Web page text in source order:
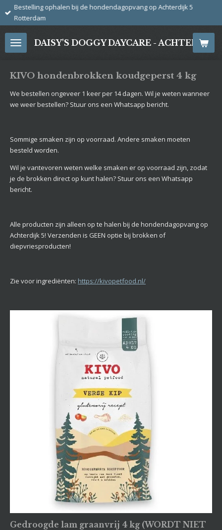
Ga
direct
naar
de
hoofdinhoud
DAISY'S DOGGY DAYCARE -
Bestelling ophalen bij de hondendagopvang op Achterdijk 5
Rotterdam
KIVO hondenbrokken koudgeperst 4 kg
We bestellen ongeveer 1 keer per 14 dagen. Wil je weten wanneer
we weer bestellen? Stuur ons een Whatsapp bericht.
Sommige smaken zijn op voorraad. Andere smaken moeten
besteld worden.
Wil je vantevoren weten welke smaken er op voorraad zijn, zodat
je de brokken direct op kunt halen? Stuur ons een Whatsapp
bericht.
Alle producten zijn alleen op te halen bij de hondendagopvang op
Achterdijk 5! Verzenden is GEEN optie bij brokken of
diepvriesproducten!
Zie voor ingrediënten: https://kivopetfood.nl/
Gedroogde lam graanvrij 4 kg (WORDT NIET